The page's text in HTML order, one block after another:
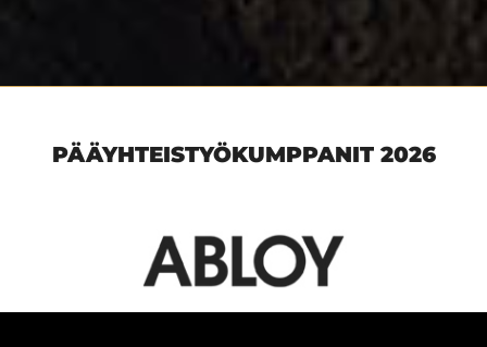
PÄÄYHTEISTYÖKUMPPANIT 2026